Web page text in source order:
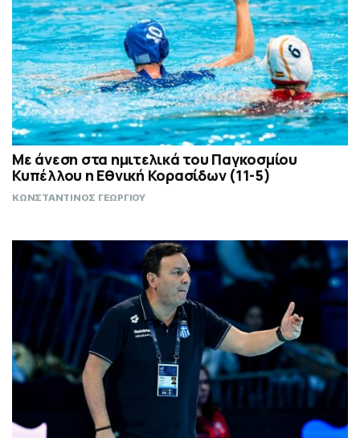
Με άνεση στα ημιτελικά του Παγκοσμίου
Κυπέλλου η Εθνική Κορασίδων (11-5)
ΚΩΝΣΤΑΝΤΙΝΟΣ ΓΕΩΡΓΙΟΥ